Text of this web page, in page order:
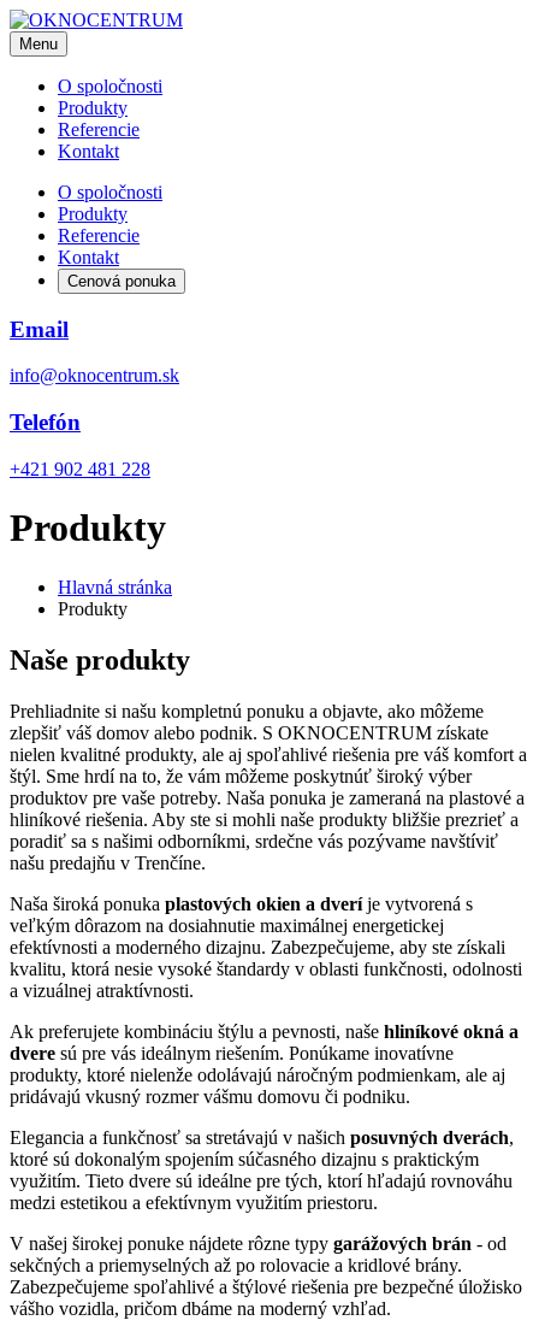
Menu
O spoločnosti
Produkty
Referencie
Kontakt
O spoločnosti
Produkty
Referencie
Kontakt
Cenová ponuka
Email
info@oknocentrum.sk
Telefón
+421 902 481 228
Produkty
Hlavná stránka
Produkty
Naše produkty
Prehliadnite si našu kompletnú ponuku a objavte, ako môžeme
zlepšiť váš domov alebo podnik. S OKNOCENTRUM získate
nielen kvalitné produkty, ale aj spoľahlivé riešenia pre váš komfort a
štýl. Sme hrdí na to, že vám môžeme poskytnúť široký výber
produktov pre vaše potreby. Naša ponuka je zameraná na plastové a
hliníkové riešenia. Aby ste si mohli naše produkty bližšie prezrieť a
poradiť sa s našimi odborníkmi, srdečne vás pozývame navštíviť
našu predajňu v Trenčíne.
Naša široká ponuka plastových okien a dveríje vytvorená s
veľkým dôrazom na dosiahnutie maximálnej energetickej
efektívnosti a moderného dizajnu. Zabezpečujeme, aby ste získali
kvalitu, ktorá nesie vysoké štandardy v oblasti funkčnosti, odolnosti
a vizuálnej atraktívnosti.
Ak preferujete kombináciu štýlu a pevnosti, naše hliníkové okná a
dvere sú pre vás ideálnym riešením. Ponúkame inovatívne
produkty, ktoré nielenže odolávajú náročným podmienkam, ale aj
pridávajú vkusný rozmer vášmu domovu či podniku.
Elegancia a funkčnosť sa stretávajú v našich posuvných dverách,
ktoré sú dokonalým spojením súčasného dizajnu s praktickým
využitím. Tieto dvere sú ideálne pre tých, ktorí hľadajú rovnováhu
medzi estetikou a efektívnym využitím priestoru.
V našej širokej ponuke nájdete rôzne typy garážových brán - od
sekčných a priemyselných až po rolovacie a kridlové brány.
Zabezpečujeme spoľahlivé a štýlové riešenia pre bezpečné úložisko
vášho vozidla, pričom dbáme na moderný vzhľad.